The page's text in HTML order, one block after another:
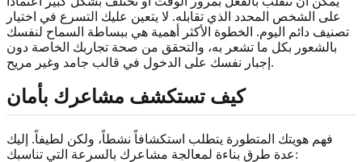
على الشخص المحدد الذي تقابله. لا يتعين عليك التسرع في اختيار
تصنيف دائم اليوم. الخطوة الأكثر أهمية هي ببساطة السماح لنفسك
بالشعور بكل ما تشعر به، والتحقق من صحة تجاربك الخاصة دون
إجبار نفسك على الدخول في قالب جامد وغير مريح.
كيف تستكشف مشاعرك بأمان
فهم هويتك المتطورة يتطلب استكشافاً نشطاً، ولكن لطيفاً. إليك
عدة طرق بناءة لمعالجة مشاعرك بالسرعة التي تناسبك: